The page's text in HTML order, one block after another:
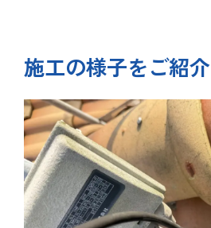
施工の様子をご紹介